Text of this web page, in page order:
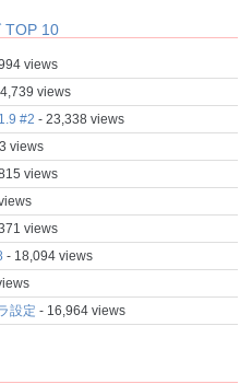
TOP 10
views
views
#2 - 23,338 views
views
views
views
- 18,094 views
設定 - 16,964 views